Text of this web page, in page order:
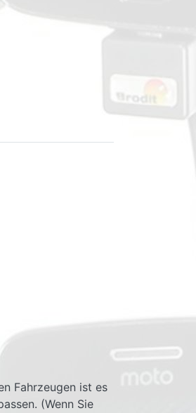
Fahrzeugen ist es
(Wenn Sie